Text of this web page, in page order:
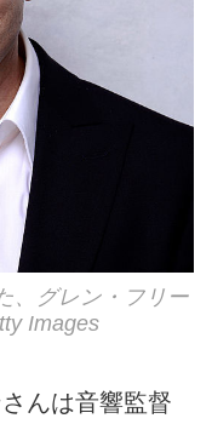
、グレン・フリー
Images
んは音響監督